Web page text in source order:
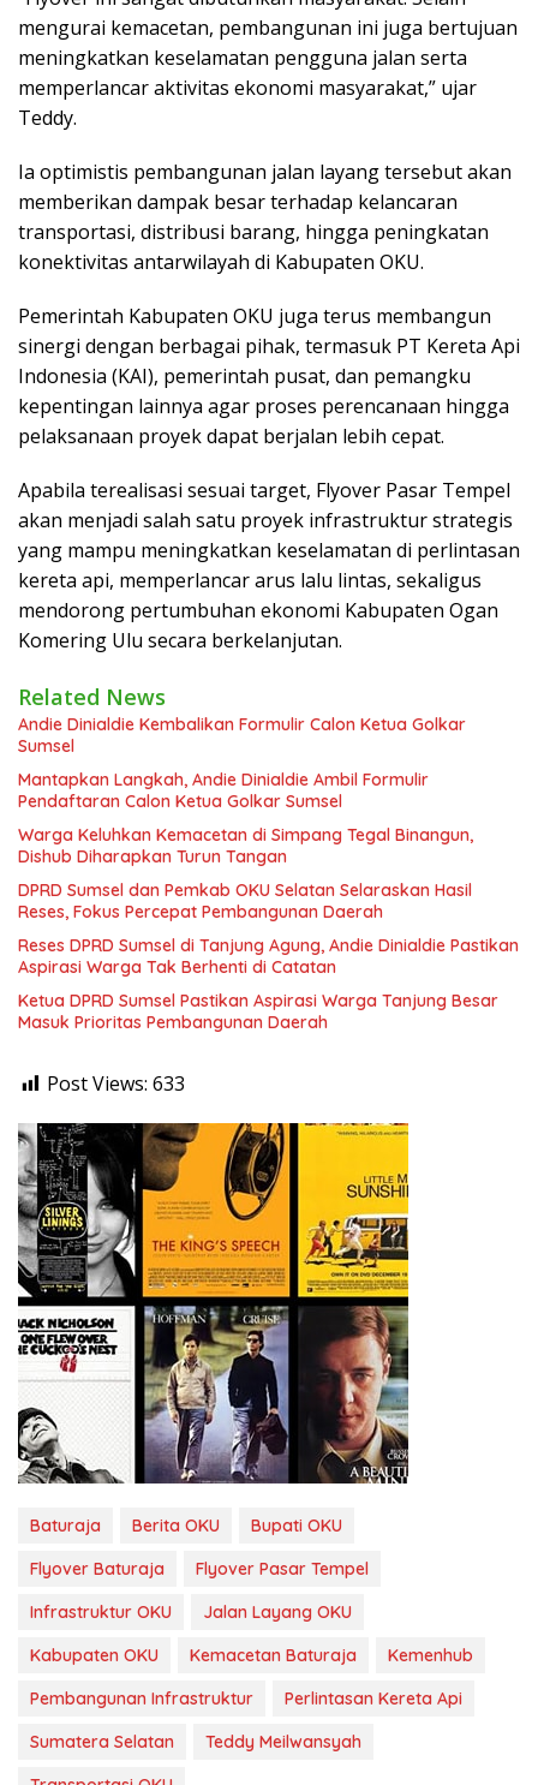
mengurai kemacetan, pembangunan ini juga bertujuan
meningkatkan keselamatan pengguna jalan serta
memperlancar aktivitas ekonomi masyarakat,” ujar
Teddy.
Ia optimistis pembangunan jalan layang tersebut akan
memberikan dampak besar terhadap kelancaran
transportasi, distribusi barang, hingga peningkatan
konektivitas antarwilayah di Kabupaten OKU.
Pemerintah Kabupaten OKU juga terus membangun
sinergi dengan berbagai pihak, termasuk PT Kereta Api
Indonesia (KAI), pemerintah pusat, dan pemangku
kepentingan lainnya agar proses perencanaan hingga
pelaksanaan proyek dapat berjalan lebih cepat.
Apabila terealisasi sesuai target, Flyover Pasar Tempel
akan menjadi salah satu proyek infrastruktur strategis
yang mampu meningkatkan keselamatan di perlintasan
kereta api, memperlancar arus lalu lintas, sekaligus
mendorong pertumbuhan ekonomi Kabupaten Ogan
Komering Ulu secara berkelanjutan.
Related News
Andie Dinialdie Kembalikan Formulir Calon Ketua Golkar
Sumsel
Mantapkan Langkah, Andie Dinialdie Ambil Formulir
Pendaftaran Calon Ketua Golkar Sumsel
Warga Keluhkan Kemacetan di Simpang Tegal Binangun,
Dishub Diharapkan Turun Tangan
DPRD Sumsel dan Pemkab OKU Selatan Selaraskan Hasil
Reses, Fokus Percepat Pembangunan Daerah
Reses DPRD Sumsel di Tanjung Agung, Andie Dinialdie Pastikan
Aspirasi Warga Tak Berhenti di Catatan
Ketua DPRD Sumsel Pastikan Aspirasi Warga Tanjung Besar
Masuk Prioritas Pembangunan Daerah
Post Views: 633
Baturaja Berita OKU
Bupati OKU
Flyover Baturaja
Flyover Pasar Tempel
Infrastruktur OKU
Jalan Layang OKU
Kabupaten OKU
Kemacetan Baturaja
Kemenhub
Pembangunan Infrastruktur
Perlintasan Kereta Api
Sumatera Selatan
Teddy Meilwansyah